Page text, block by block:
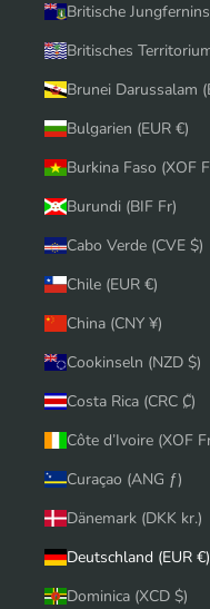
Britische
Britisches
Brunei Darussalam
Bulgarien (EUR €)
Burkina Faso (XOF
Burundi (BIF Fr)
Cabo Verde (CVE $)
Chile (EUR €)
China (CNY ¥)
Cookinseln (NZD $)
Costa Rica (CRC ₡)
Côte d’Ivoire (XOF
Curaçao (ANG ƒ)
Dänemark (DKK kr.)
Deutschland (EUR €)
Dominica (XCD $)